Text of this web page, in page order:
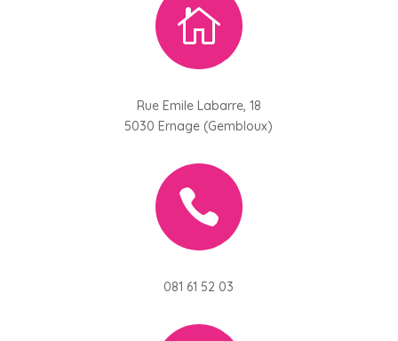

Rue Emile Labarre, 18
5030 Ernage (Gembloux)

081 61 52 03